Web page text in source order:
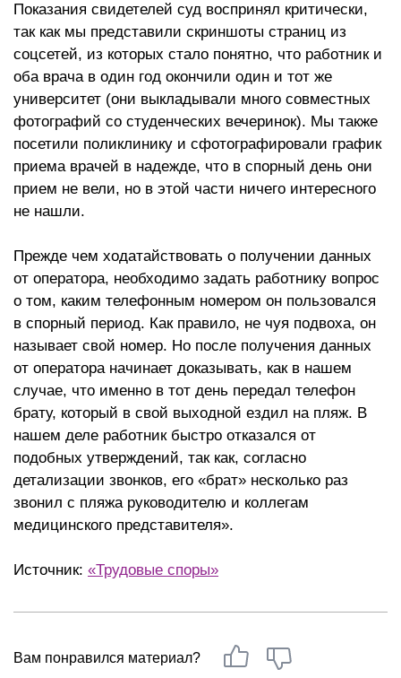
Показания свидетелей суд воспринял критически,
так как мы представили скриншоты страниц из
соцсетей, из которых стало понятно, что работник и
оба врача в один год окончили один и тот же
университет (они выкладывали много совместных
фотографий со студенческих вечеринок). Мы также
посетили поликлинику и сфотографировали график
приема врачей в надежде, что в спорный день они
прием не вели, но в этой части ничего интересного
не нашли.
Прежде чем ходатайствовать о получении данных
от оператора, необходимо задать работнику вопрос
о том, каким телефонным номером он пользовался
в спорный период. Как правило, не чуя подвоха, он
называет свой номер. Но после получения данных
от оператора начинает доказывать, как в нашем
случае, что именно в тот день передал телефон
брату, который в свой выходной ездил на пляж. В
нашем деле работник быстро отказался от
подобных утверждений, так как, согласно
детализации звонков, его «брат» несколько раз
звонил с пляжа руководителю и коллегам
медицинского представителя».
Источник: «Трудовые споры»
Вам понравился материал?